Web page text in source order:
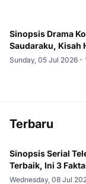
Sinopsis Drama
Saudaraku, Kisah
Sunday, 05 Jul 2026 -
Terbaru
Sinopsis Serial
Terbaik, Ini 3
Wednesday, 08 Jul